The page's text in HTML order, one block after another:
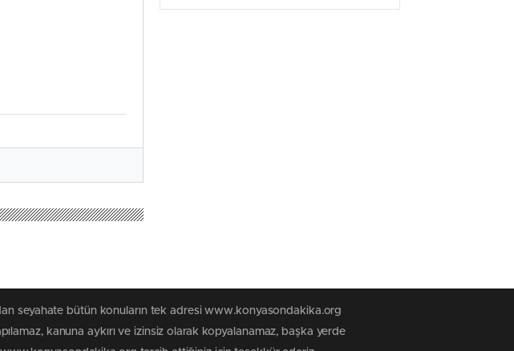
Bu akşam maç var mı?
seyahate bütün konuların tek adresi www.konyasondakika.org
kanuna aykırı ve izinsiz olarak kopyalanamaz, başka yerde